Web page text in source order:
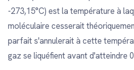
-273,15°C) est la température à
moléculaire cesserait
parfait s'annulerait à cette
gaz se liquéfient avant d'atteindre